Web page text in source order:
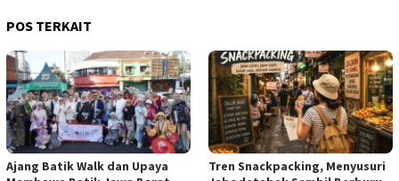
POS TERKAIT
Ajang Batik Walk dan Upaya
Tren Snackpacking, Menyusuri